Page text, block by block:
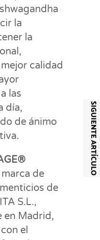
la
la
calidad
las
día,
de ánimo
de
de
S.L.,
en Madrid,
el
SIGUIENTE ARTÍCULO